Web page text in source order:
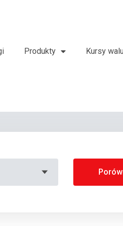
Produkty Kursy